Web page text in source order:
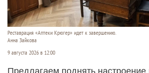
Реставрация «Аптеки Крюгер» идет к завершению.
Анна Зайкова
9 августа 2026 в 12:00